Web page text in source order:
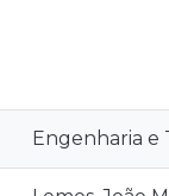
Engenharia e